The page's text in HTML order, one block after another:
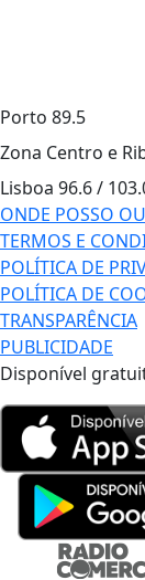
Porto 89.5
Zona Centro e
Lisboa 96.6 /
ONDE POSSO
TERMOS E
POLÍTICA DE
POLÍTICA DE
TRANSPARÊNCIA
PUBLICIDADE
Disponível